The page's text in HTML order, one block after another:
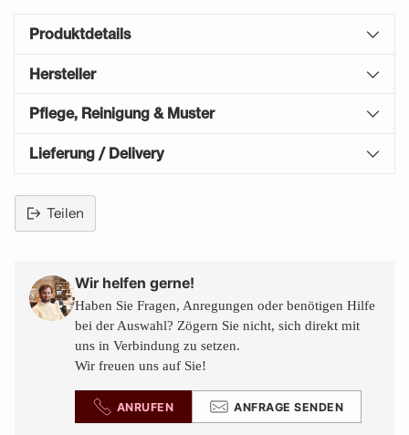
Produktdetails
Hersteller
Pflege, Reinigung & Muster
Lieferung / Delivery
Teilen
den
Warenkorb
legen
Wir helfen gerne!
Haben Sie Fragen, Anregungen oder benötigen Hilfe
bei der Auswahl? Zögern Sie nicht, sich direkt mit
uns in Verbindung zu setzen.
Wir freuen uns auf Sie!
ANRUFEN ANFRAGE SENDEN